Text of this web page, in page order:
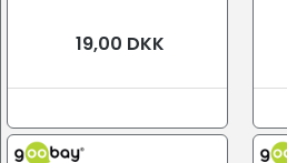
19,00 DKK